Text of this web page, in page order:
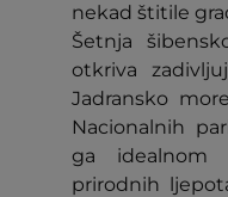
nekad štitile
Šetnja
otkriva
Jadransko
Nacionalnih
ga idealnom
prirodnih